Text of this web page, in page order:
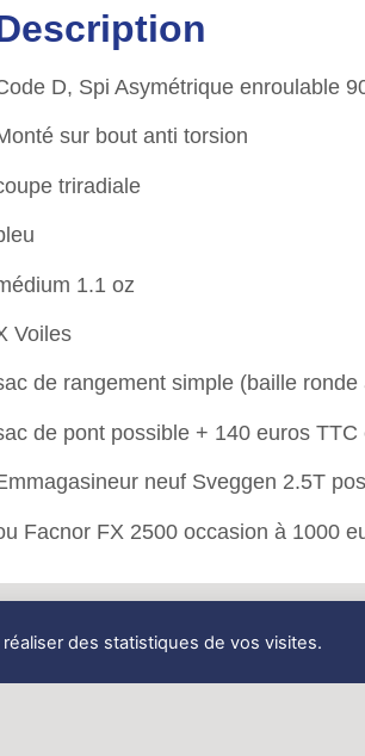
D, Spi Asymétrique enroulable
sur bout anti torsion
triradiale
1.1 oz
Voiles
de rangement simple (baille ronde
de pont possible + 140 euros TTC
neuf Sveggen 2.5T
Facnor FX 2500 occasion à 1000
des statistiques de vos visites.